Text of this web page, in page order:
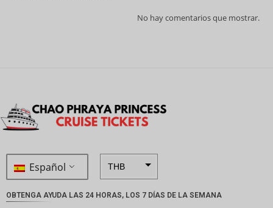
No hay comentarios que mostrar.
Español THB
OBTENGA AYUDA LAS 24 HORAS, LOS 7 DÍAS DE LA SEMANA